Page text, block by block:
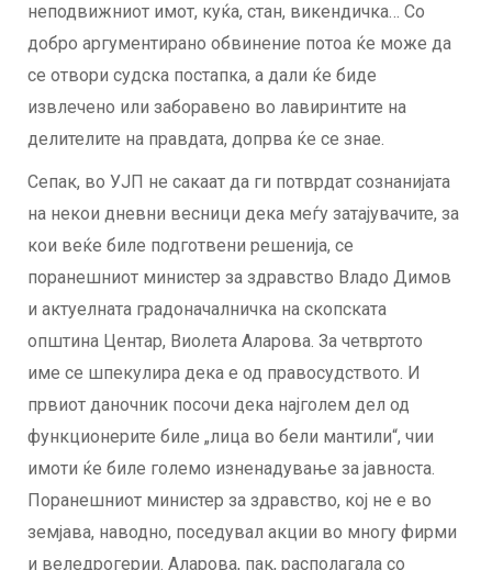
неподвижниот имот, куќа, стан, викендичка… Со
добро аргументирано обвинение потоа ќе може да
се отвори судска постапка, а дали ќе биде
извлечено или заборавено во лавиринтите на
делителите на правдата, допрва ќе се знае.
Сепак, во УЈП не сакаат да ги потврдат сознанијата
на некои дневни весници дека меѓу затајувачите, за
кои веќе биле подготвени решенија, се
поранешниот министер за здравство Владо Димов
и актуелната градоначалничка на скопската
општина Центар, Виолета Аларова. За четвртото
име се шпекулира дека е од правосудството. И
првиот даночник посочи дека најголем дел од
функционерите биле „лица во бели мантили“, чии
имоти ќе биле големо изненадување за јавноста.
Поранешниот министер за здравство, кој не е во
земјава, наводно, поседувал акции во многу фирми
и веледрогерии. Аларова, пак, располагала со